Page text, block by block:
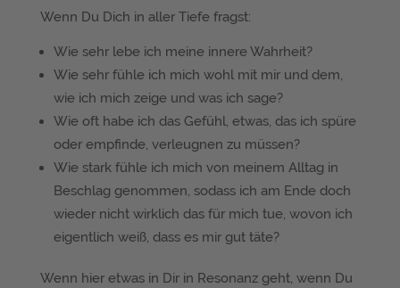
Wenn Du Dich in aller Tiefe fragst:
Wie sehr lebe ich meine innere Wahrheit?
Wie sehr fühle ich mich wohl mit mir und dem,
wie ich mich zeige und was ich sage?
Wie oft habe ich das Gefühl, etwas, das ich spüre
oder empfinde, verleugnen zu müssen?
Wie stark fühle ich mich von meinem Alltag in
Beschlag genommen, sodass ich am Ende doch
wieder nicht wirklich das für mich tue, wovon ich
eigentlich weiß, dass es mir gut täte?
Wenn hier etwas in Dir in Resonanz geht, wenn Du